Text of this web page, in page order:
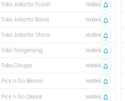
Toko Jakarta Pusat
Habis
Toko Jakarta Barat
Habis
Toko Jakarta Utara
Habis
Toko Tangerang
Habis
Toko Cikupa
Habis
Pick n Go Bekasi
Habis
Pick n Go Depok
Habis